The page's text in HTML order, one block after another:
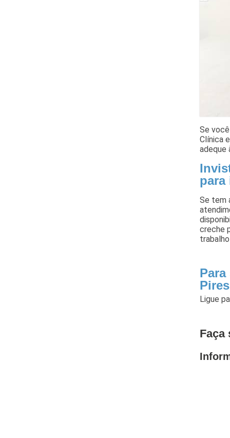
Se
Clínica
adeque
para
Se tem
creche
Pires
Ligue
Faça